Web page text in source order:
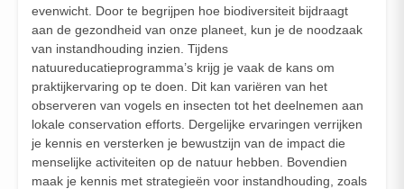
evenwicht. Door te begrijpen hoe biodiversiteit bijdraagt
aan de gezondheid van onze planeet, kun je de noodzaak
van instandhouding inzien. Tijdens
natuureducatieprogramma’s krijg je vaak de kans om
praktijkervaring op te doen. Dit kan variëren van het
observeren van vogels en insecten tot het deelnemen aan
lokale conservation efforts. Dergelijke ervaringen verrijken
je kennis en versterken je bewustzijn van de impact die
menselijke activiteiten op de natuur hebben. Bovendien
maak je kennis met strategieën voor instandhouding, zoals